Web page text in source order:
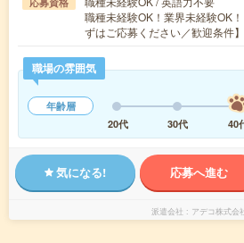
職種未経験OK！業界未経験OK
ずはご応募ください／歓迎条件
職場の雰囲気
年齢層
20代
30代 40
気になる! 応募へ進む
派遣会社 アデコ株式会